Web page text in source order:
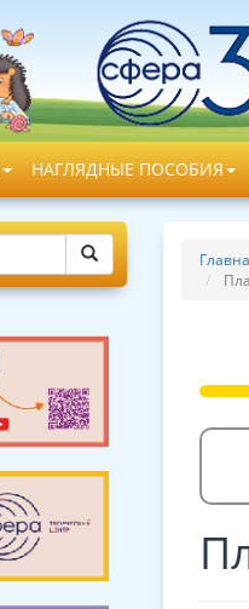
НАГЛЯДНЫЕ ПОСОБИЯ